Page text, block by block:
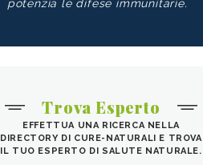
potenzia le difese immunitarie.
Trova Esperto
EFFETTUA UNA RICERCA NELLA
DIRECTORY DI CURE-NATURALI E TROVA
IL TUO ESPERTO DI SALUTE NATURALE.